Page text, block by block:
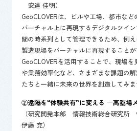
安達 佳明）
GeoCLOVERは、ビルや工場、都市な
バーチャル上に再現するデジタルツイ
間の時系列として管理できるため、例
製造現場をバーチャルに再現することが
GeoCLOVERを活用することで、現場
や業務効率化など、さまざまな課題の
たちと一緒に未来の世界を創造してみ
②遠隔を“体験共有”に変える ―高臨場
（研究開発本部 情報技術総合研究
伊藤 充）